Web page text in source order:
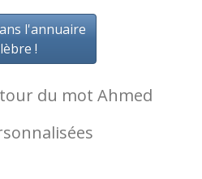
l'annuaire
!
du mot Ahmed